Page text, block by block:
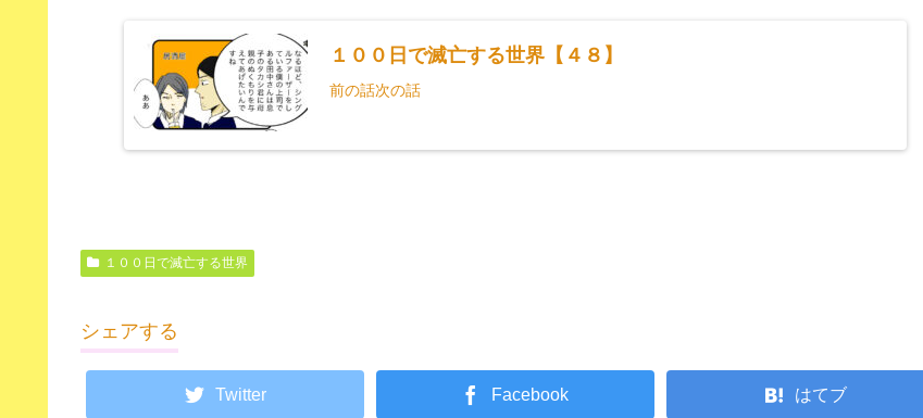
１００日で滅亡する世界【４８】
前の話次の話
１００日で滅亡する世界
シェアする
Twitter Facebook はてブ